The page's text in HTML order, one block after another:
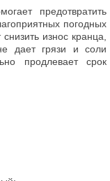
предотвратить
погодных
износ кранца,
дает грязи и соли
продлевает срок